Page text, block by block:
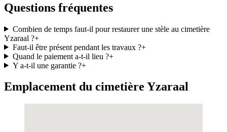
Questions fréquentes
Combien de temps faut-il pour restaurer une stèle au cimetière
Yzaraal ?+
Faut-il être présent pendant les travaux ?+
Quand le paiement a-t-il lieu ?+
Y a-t-il une garantie ?+
Emplacement du cimetière Yzaraal